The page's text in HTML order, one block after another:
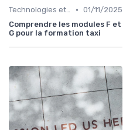
Technologies et informatique • 01/11/2025
Comprendre les modules F et
G pour la formation taxi